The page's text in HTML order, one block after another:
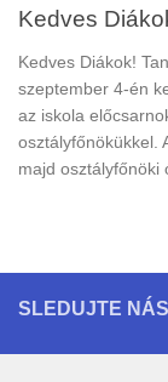
Kedves
Kedves Diákok!
szeptember 4-én
az iskola
osztályfőnökükkel.
majd osztályfőnöki
SLEDUJTE